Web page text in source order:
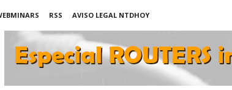
RSS
AVISO LEGAL NTDHOY